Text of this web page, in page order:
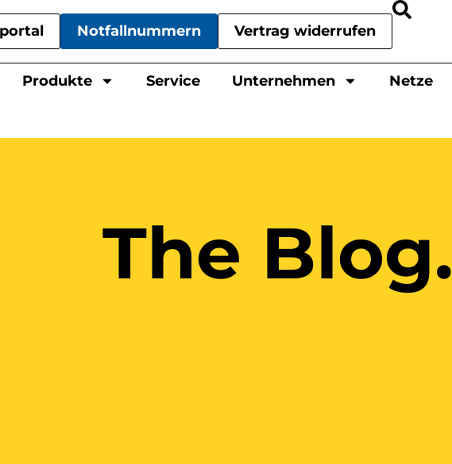
Notfallnummern Vertrag widerrufen
Produkte Service Unternehmen Netze
The Blog.